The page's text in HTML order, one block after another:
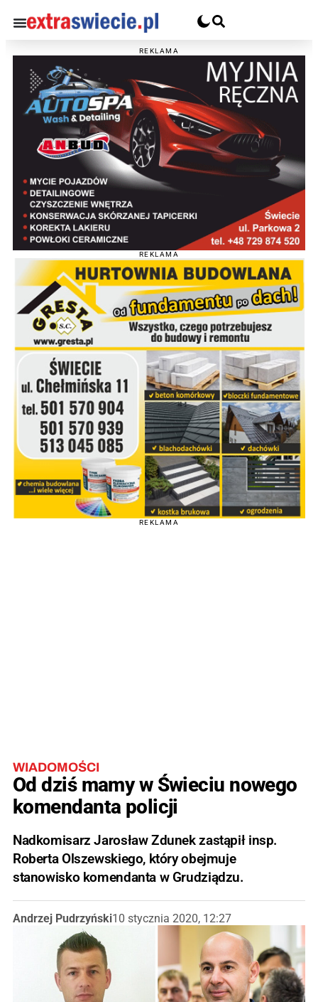
REKLAMA
REKLAMA
REKLAMA
WIADOMOŚCI
Od dziś mamy w Świeciu nowego
komendanta policji
Nadkomisarz Jarosław Zdunek zastąpił insp.
Roberta Olszewskiego, który obejmuje
stanowisko komendanta w Grudziądzu.
Andrzej Pudrzyński10 stycznia 2020, 12:27